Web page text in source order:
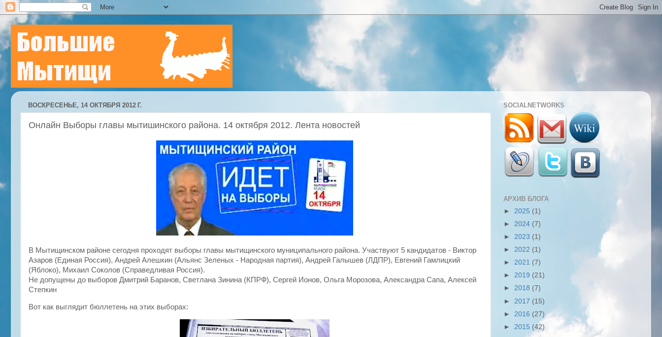
ВОСКРЕСЕНЬЕ, 14 ОКТЯБРЯ 2012 Г.
Онлайн Выборы главы мытишинского района. 14 октября 2012. Лента новостей
В Мытищинском районе сегодня проходят выборы главы мытищинского муниципального района. Участвуют 5 кандидатов - Виктор
Азаров (Единая Россия), Андрей Алешкин (Альянс Зеленых - Народная партия), Андрей Галышев (ЛДПР), Евгений Гамлицкий
(Яблоко), Михаил Соколов (Справедливая Россия).
Не допущены до выборов Дмитрий Баранов, Светлана Зинина (КПРФ), Сергей Ионов, Ольга Морозова, Александра Сапа, Алексей
Степкин
Вот как выглядит бюллетень на этих выборах:
SOCIALNETWORKS
АРХИВ БЛОГА
► 2025 (1)
► 2024 (7)
► 2023 (1)
► 2022 (1)
► 2021 (7)
► 2019 (21)
► 2018 (7)
► 2017 (15)
► 2016 (27)
► 2015 (42)